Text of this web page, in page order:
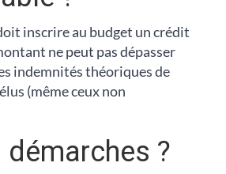
inscrire au budget un crédit
ne peut pas dépasser
indemnités théoriques de
(même ceux non
démarches ?